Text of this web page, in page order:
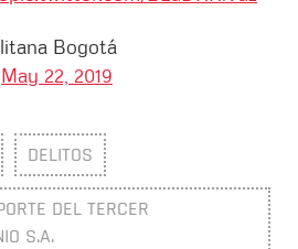
Bogotá
May 22, 2019
DELITOS
DEL TERCER
S.A.